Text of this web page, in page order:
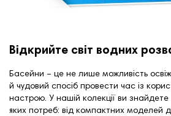
Відкрийте світ водних
Басейни – це не лише можливість
й чудовий спосіб провести час із
настрою. У нашій колекції ви
яких потреб: від компактних моделей